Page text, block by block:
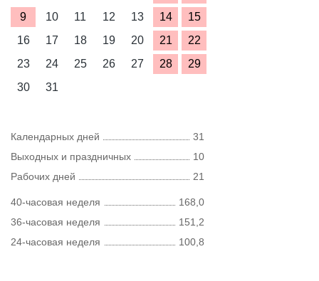
9
10 11 12 13 14
15
16
17 18 19 20 21
22
23
24 25 26 27 28
29
30
31
Календарных дней
31
Выходных и праздничных
10
Рабочих дней
21
40-часовая неделя
168,0
36-часовая неделя
151,2
24-часовая неделя
100,8